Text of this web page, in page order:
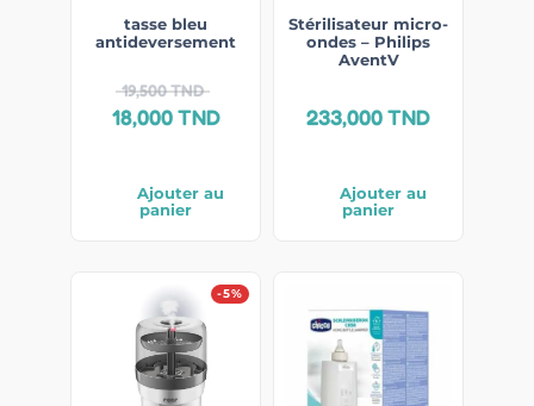
tasse bleu
antideversement
19,500TND
18,000TND
Ajouter au
panier
Stérilisateur micro-
ondes – Philips
AventV
233,000TND
Ajouter au
panier
-5%